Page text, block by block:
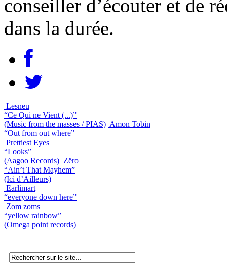
conseiller d’écouter et de
dans la durée.
Lesneu
“Ce Qui ne Vient (...)”
(Music from the masses / PIAS) Amon Tobin
“Out from out where”
Prettiest Eyes
“Looks”
(Aagoo Records) Zëro
“Ain’t That Mayhem”
(Ici d’Ailleurs)
Earlimart
“everyone down here”
Zom zoms
“yellow rainbow”
(Omega point records)